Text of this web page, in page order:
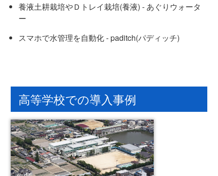
養液土耕栽培やＤトレイ栽培(養液) - あぐりウォータ
ー
スマホで水管理を自動化 - paditch(パディッチ)
高等学校での導入事例